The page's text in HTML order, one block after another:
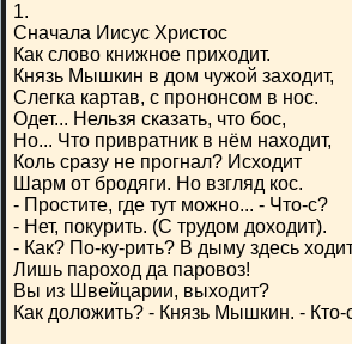
1.
Сначала Иисус Христос
Как слово книжное приходит.
Князь Мышкин в дом чужой заходит,
Слегка картав, с прононсом в нос.
Одет... Нельзя сказать, что бос,
Но... Что привратник в нём находит,
Коль сразу не прогнал? Исходит
Шарм от бродяги. Но взгляд кос.
- Простите, где тут можно... - Что-с?
- Нет, покурить. (С трудом доходит).
- Как? По-ку-рить? В дыму здесь
Лишь пароход да паровоз!
Вы из Швейцарии, выходит?
Как доложить? - Князь Мышкин. - Кто-